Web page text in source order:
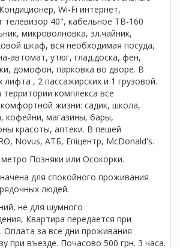
Wi-Fi интернет,
телевизор 40", кабельное ТВ-160
микроволновка, эл.чайник,
шкаф, вся необходимая посуда,
автомат, утюг, глад.доска, фен,
домофон, парковка во дворе. В
, 2 пассажирских и 1 грузовой.
комплекса все
жизни: садик, школа,
кофейни, магазины, бары,
красоты, аптеки. В пешей
Novus, АТБ, Епіцентр, McDonald's.
Позняки или Осокорки.
для спокойного проживания
людей.
не для шумного
Квартира передается при
Оплата за все дни проживания
при въезде. Почасово 500 грн. 3 часа.